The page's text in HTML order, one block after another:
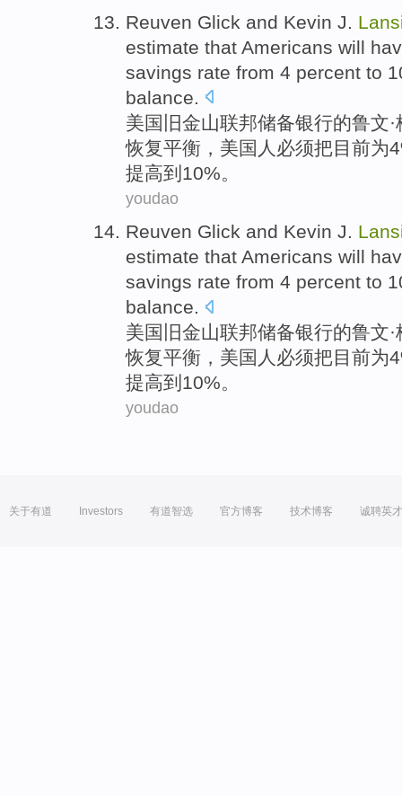
Reuven Glick and Kevin J.
estimate that Americans will
savings rate from 4 percent to
balance
美国 旧金山联邦储备银行的鲁文
恢复平衡 ，美国人 必须把目前为
提高到 10%。
youdao
Reuven Glick and Kevin J.
estimate that Americans will
savings rate from 4 percent to
balance.
美国 旧金山联邦储备银行的鲁文
恢复平衡 ，美国人 必须把目前为
提高到 10%。
youdao
关于有道 Investors 有道智选 官方博客 技术博客 诚聘英才